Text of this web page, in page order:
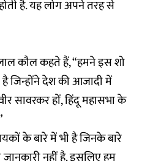
है. यह लोग अपने तरह से
कौल कहते हैं, “हमने इस शो
जिन्होंने देश की आजादी में
सावरकर हों, हिंदू महासभा के
के बारे में भी है जिनके बारे